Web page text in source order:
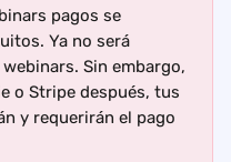
pagos se
Ya no será
Sin embargo,
o Stripe después, tus
y requerirán el pago